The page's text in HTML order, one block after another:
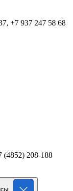
+7 937 247 58 68
(4852) 208-188